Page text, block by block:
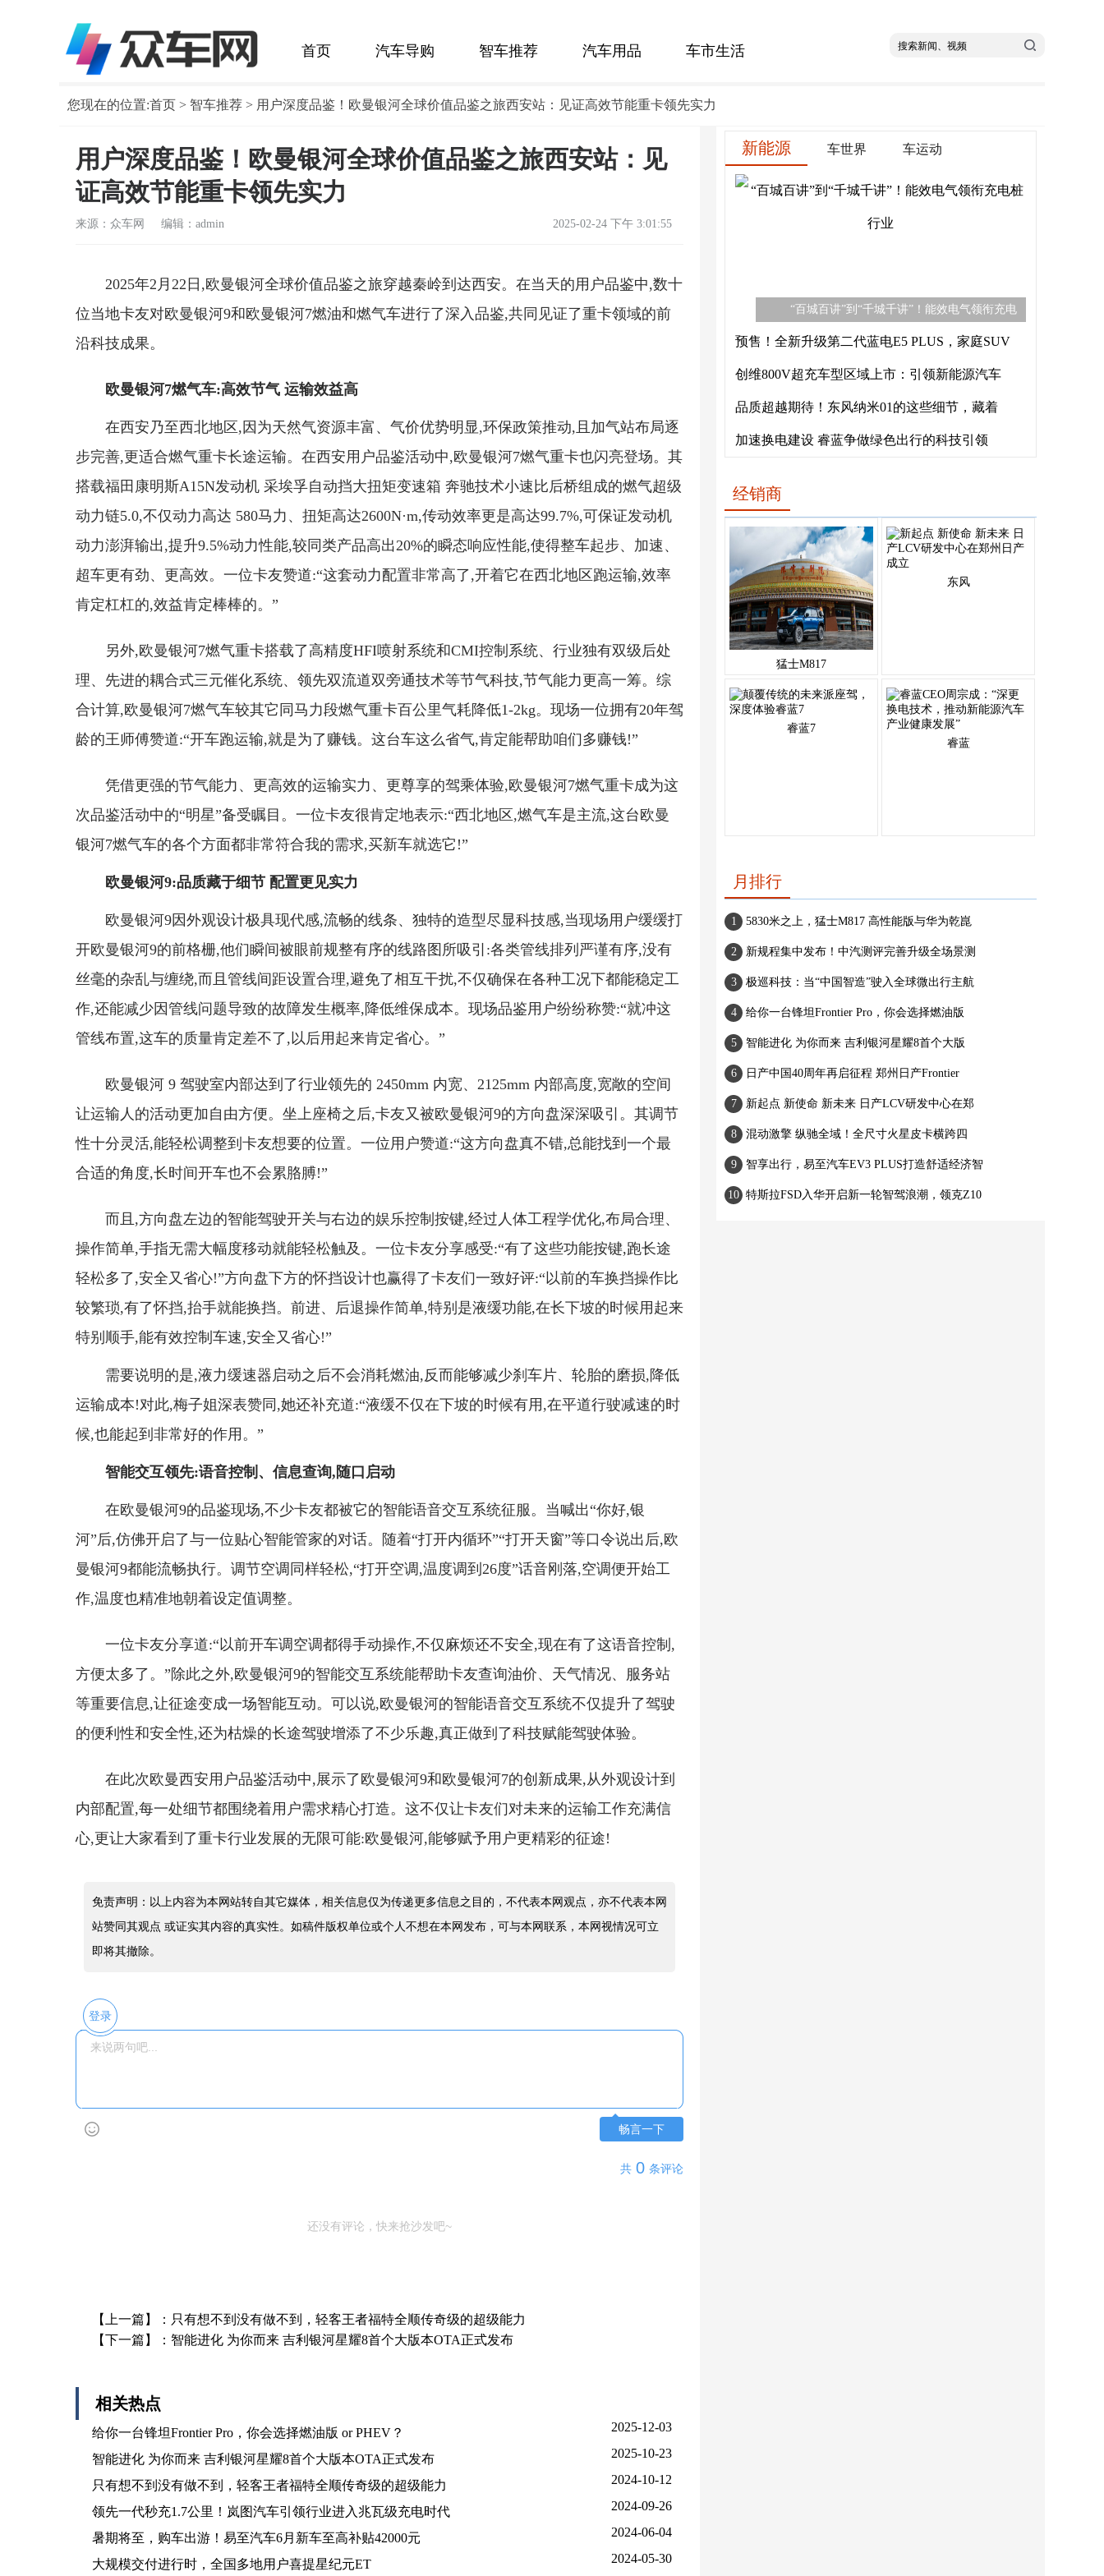
首页 汽车导购 智车推荐 汽车用品 车市生活
您现在的位置:首页 > 智车推荐 > 用户深度品鉴！欧曼银河全球价值品鉴之旅西安站：见证高效节能重卡领先实力
用户深度品鉴！欧曼银河全球价值品鉴之旅西安站：见
证高效节能重卡领先实力
来源：众车网 编辑：admin 2025-02-24 下午 3:01:55
2025年2月22日,欧曼银河全球价值品鉴之旅穿越秦岭到达西安。在当天的用户品鉴中,数十
位当地卡友对欧曼银河9和欧曼银河7燃油和燃气车进行了深入品鉴,共同见证了重卡领域的前
沿科技成果。
欧曼银河7燃气车:高效节气 运输效益高
在西安乃至西北地区,因为天然气资源丰富、气价优势明显,环保政策推动,且加气站布局逐
步完善,更适合燃气重卡长途运输。在西安用户品鉴活动中,欧曼银河7燃气重卡也闪亮登场。其
搭载福田康明斯A15N发动机 采埃孚自动挡大扭矩变速箱 奔驰技术小速比后桥组成的燃气超级
动力链5.0,不仅动力高达 580马力、扭矩高达2600N·m,传动效率更是高达99.7%,可保证发动机
动力澎湃输出,提升9.5%动力性能,较同类产品高出20%的瞬态响应性能,使得整车起步、加速、
超车更有劲、更高效。一位卡友赞道:“这套动力配置非常高了,开着它在西北地区跑运输,效率
肯定杠杠的,效益肯定棒棒的。”
另外,欧曼银河7燃气重卡搭载了高精度HFI喷射系统和CMI控制系统、行业独有双级后处
理、先进的耦合式三元催化系统、领先双流道双旁通技术等节气科技,节气能力更高一筹。综
合计算,欧曼银河7燃气车较其它同马力段燃气重卡百公里气耗降低1-2kg。现场一位拥有20年驾
龄的王师傅赞道:“开车跑运输,就是为了赚钱。这台车这么省气,肯定能帮助咱们多赚钱!”
凭借更强的节气能力、更高效的运输实力、更尊享的驾乘体验,欧曼银河7燃气重卡成为这
次品鉴活动中的“明星”备受瞩目。一位卡友很肯定地表示:“西北地区,燃气车是主流,这台欧曼
银河7燃气车的各个方面都非常符合我的需求,买新车就选它!”
欧曼银河9:品质藏于细节 配置更见实力
欧曼银河9因外观设计极具现代感,流畅的线条、独特的造型尽显科技感,当现场用户缓缓打
开欧曼银河9的前格栅,他们瞬间被眼前规整有序的线路图所吸引:各类管线排列严谨有序,没有
丝毫的杂乱与缠绕,而且管线间距设置合理,避免了相互干扰,不仅确保在各种工况下都能稳定工
作,还能减少因管线问题导致的故障发生概率,降低维保成本。现场品鉴用户纷纷称赞:“就冲这
管线布置,这车的质量肯定差不了,以后用起来肯定省心。”
欧曼银河 9 驾驶室内部达到了行业领先的 2450mm 内宽、2125mm 内部高度,宽敞的空间
让运输人的活动更加自由方便。坐上座椅之后,卡友又被欧曼银河9的方向盘深深吸引。其调节
性十分灵活,能轻松调整到卡友想要的位置。一位用户赞道:“这方向盘真不错,总能找到一个最
合适的角度,长时间开车也不会累胳膊!”
而且,方向盘左边的智能驾驶开关与右边的娱乐控制按键,经过人体工程学优化,布局合理、
操作简单,手指无需大幅度移动就能轻松触及。一位卡友分享感受:“有了这些功能按键,跑长途
轻松多了,安全又省心!”方向盘下方的怀挡设计也赢得了卡友们一致好评:“以前的车换挡操作比
较繁琐,有了怀挡,抬手就能换挡。前进、后退操作简单,特别是液缓功能,在长下坡的时候用起来
特别顺手,能有效控制车速,安全又省心!”
需要说明的是,液力缓速器启动之后不会消耗燃油,反而能够减少刹车片、轮胎的磨损,降低
运输成本!对此,梅子姐深表赞同,她还补充道:“液缓不仅在下坡的时候有用,在平道行驶减速的时
候,也能起到非常好的作用。”
智能交互领先:语音控制、信息查询,随口启动
在欧曼银河9的品鉴现场,不少卡友都被它的智能语音交互系统征服。当喊出“你好,银
河”后,仿佛开启了与一位贴心智能管家的对话。随着“打开内循环”“打开天窗”等口令说出后,欧
曼银河9都能流畅执行。调节空调同样轻松,“打开空调,温度调到26度”话音刚落,空调便开始工
作,温度也精准地朝着设定值调整。
一位卡友分享道:“以前开车调空调都得手动操作,不仅麻烦还不安全,现在有了这语音控制,
方便太多了。”除此之外,欧曼银河9的智能交互系统能帮助卡友查询油价、天气情况、服务站
等重要信息,让征途变成一场智能互动。可以说,欧曼银河的智能语音交互系统不仅提升了驾驶
的便利性和安全性,还为枯燥的长途驾驶增添了不少乐趣,真正做到了科技赋能驾驶体验。
在此次欧曼西安用户品鉴活动中,展示了欧曼银河9和欧曼银河7的创新成果,从外观设计到
内部配置,每一处细节都围绕着用户需求精心打造。这不仅让卡友们对未来的运输工作充满信
心,更让大家看到了重卡行业发展的无限可能:欧曼银河,能够赋予用户更精彩的征途!
免责声明：以上内容为本网站转自其它媒体，相关信息仅为传递更多信息之目的，不代表本网观点，亦不代表本网
站赞同其观点 或证实其内容的真实性。如稿件版权单位或个人不想在本网发布，可与本网联系，本网视情况可立
即将其撤除。
登录
畅言一下
共 0 条评论
还没有评论，快来抢沙发吧~
【上一篇】： 只有想不到没有做不到，轻客王者福特全顺传奇级的超级能力
【下一篇】： 智能进化 为你而来 吉利银河星耀8首个大版本OTA正式发布
相关热点
给你一台锋坦Frontier Pro，你会选择燃油版 or PHEV？ 2025-12-03
智能进化 为你而来 吉利银河星耀8首个大版本OTA正式发布 2025-10-23
只有想不到没有做不到，轻客王者福特全顺传奇级的超级能力 2024-10-12
领先一代秒充1.7公里！岚图汽车引领行业进入兆瓦级充电时代 2024-09-26
暑期将至，购车出游！易至汽车6月新车至高补贴42000元 2024-06-04
大规模交付进行时，全国多地用户喜提星纪元ET 2024-05-30
新能源 车世界 车运动
“百城百讲”到“千城千讲”！能效电气领衔充电
预售！全新升级第二代蓝电E5 PLUS，家庭SUV
创维800V超充车型区域上市：引领新能源汽车
品质超越期待！东风纳米01的这些细节，藏着
加速换电建设 睿蓝争做绿色出行的科技引领
经销商
猛士M817
东风
睿蓝7
睿蓝
月排行
5830米之上，猛士M817 高性能版与华为乾崑
新规程集中发布！中汽测评完善升级全场景测
极巡科技：当“中国智造”驶入全球微出行主航
给你一台锋坦Frontier Pro，你会选择燃油版
智能进化 为你而来 吉利银河星耀8首个大版
日产中国40周年再启征程 郑州日产Frontier
新起点 新使命 新未来 日产LCV研发中心在郑
混动激擎 纵驰全域！全尺寸火星皮卡横跨四
智享出行，易至汽车EV3 PLUS打造舒适经济智
特斯拉FSD入华开启新一轮智驾浪潮，领克Z10